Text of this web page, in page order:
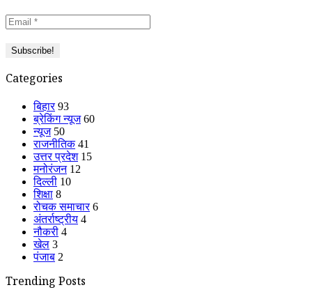
Categories
बिहार 93
ब्रेकिंग न्यूज 60
न्यूज 50
राजनीतिक 41
उत्तर प्रदेश 15
मनोरंजन 12
दिल्ली 10
शिक्षा 8
रोचक समाचार 6
अंतर्राष्ट्रीय 4
नौकरी 4
खेल 3
पंजाब 2
Trending Posts